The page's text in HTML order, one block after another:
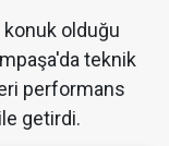
konuk olduğu
teknik
performans
getirdi.